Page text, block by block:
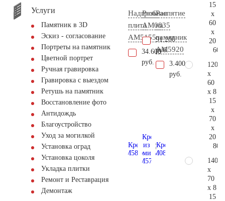
Услуги
Памятник в 3D
Эскиз - согласование
Портреты на памятник
Цветной портрет
Ручная гравировка
Гравировка с выездом
Ретушь на памятник
Восстановление фото
Антидождь
Благоустройство
Уход за могилкой
Установка оград
Установка цоколя
Укладка плитки
Ремонт и Реставрация
Демонтаж
Надгробная
плита
AM5155
34.600
руб.
Розы
AM0835
91.200
руб.
Распятие
на
памятник
AM5920
3.400
руб.
15
x
60
x
20
120
x
60
x 8
15
x
70
x
20
140
x
70
x 8
15